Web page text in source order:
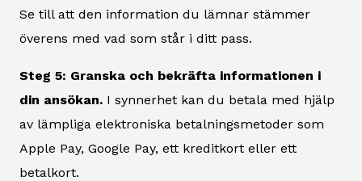
Se till att den information du lämnar stämmer
överens med vad som står i ditt pass.
Steg 5: Granska och bekräfta informationen i
din ansökan. I synnerhet kan du betala med hjälp
av lämpliga elektroniska betalningsmetoder som
Apple Pay, Google Pay, ett kreditkort eller ett
betalkort.